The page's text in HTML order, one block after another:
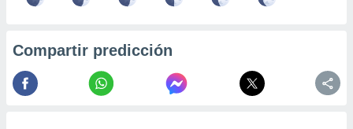
Compartir predicción